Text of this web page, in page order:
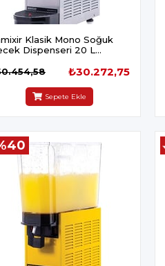
Klasik Mono Soğuk
Dispenseri 20 L
₺30.272,75
Sepete Ekle